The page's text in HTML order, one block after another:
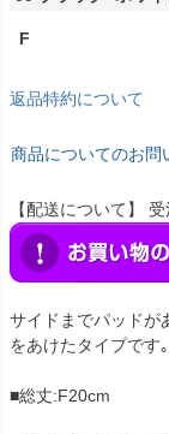
F
返品特約について
商品についてのお問
【配送について】
サイドまでパッドが
をあけたタイプです｡
■総丈:F20cm